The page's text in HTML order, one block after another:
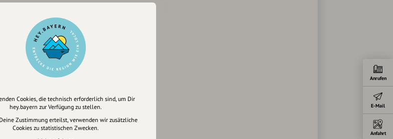
Anrufen
E-Mail
Anfahrt
Cookies, die technisch erforderlich sind, um Dir
hey.bayern zur Verfügung zu stellen.
Zustimmung erteilst, verwenden wir zusätzliche
Cookies zu statistischen Zwecken.